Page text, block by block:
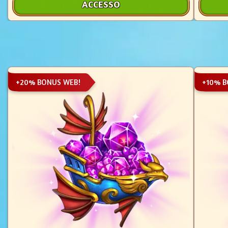
ACCESSO
+20% BONUS WEB! +10%